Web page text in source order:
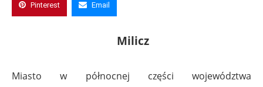
Pinterest Email
Milicz
Miasto w północnej części województwa